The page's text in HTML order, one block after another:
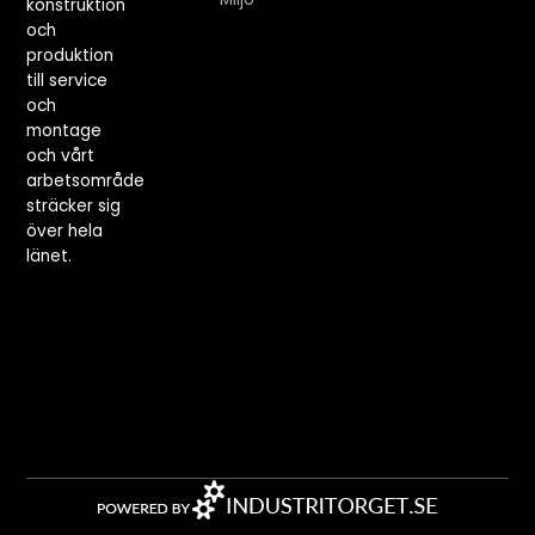
konstruktion
och
produktion
till service
och
montage
och vårt
arbetsområde
sträcker sig
över hela
länet.